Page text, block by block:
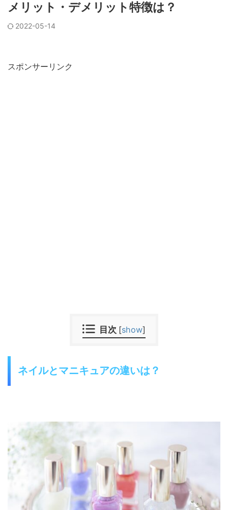
メリット・デメリット特徴は？
2022-05-14
スポンサーリンク
目次 [show]
ネイルとマニキュアの違いは？